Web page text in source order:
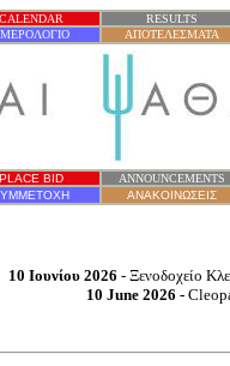
CALENDAR
RESULTS
ΑΠΟΤΕΛΕΣΜΑΤΑ
PLACE BID
ANNOUNCEMENTS
ΑΝΑΚΟΙΝΩΣΕΙΣ
10 Ιουνίου 2026 - Ξενοδοχείο
10 June 2026 -